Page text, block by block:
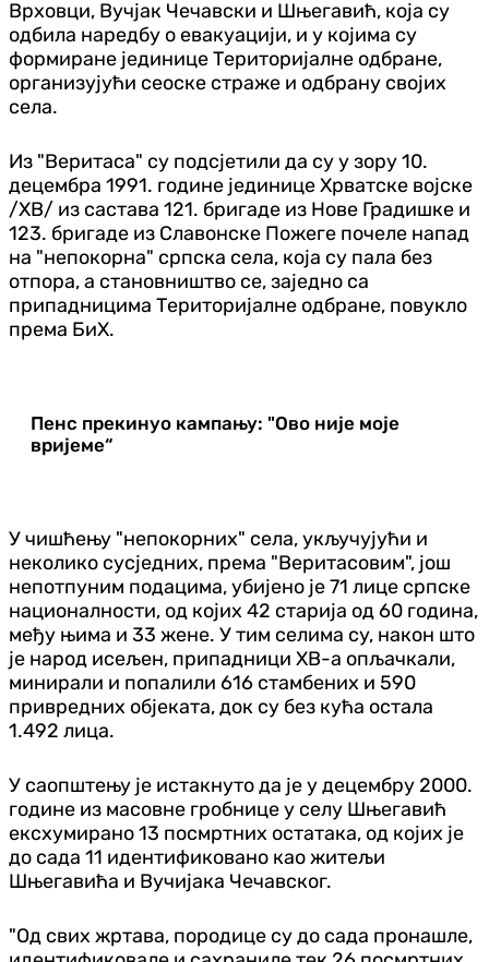
Врховци, Вучјак Чечавски и Шњегавић, која су
одбила наредбу о евакуацији, и у којима су
формиране јединице Територијалне одбране,
организујући сеоске страже и одбрану својих
села.
Из "Веритаса" су подсјетили да су у зору 10.
децембра 1991. године јединице Хрватске војске
/ХВ/ из састава 121. бригаде из Нове Градишке и
123. бригаде из Славонске Пожеге почеле напад
на "непокорна" српска села, која су пала без
отпора, а становништво се, заједно са
припадницима Територијалне одбране, повукло
према БиХ.
Пенс прекинуо кампању: "Ово није моје
вријеме“
У чишћењу "непокорних" села, укључујући и
неколико сусједних, према "Веритасовим", још
непотпуним подацима, убијено је 71 лице српске
националности, од којих 42 старија од 60 година,
међу њима и 33 жене. У тим селима су, након што
је народ исељен, припадници ХВ-а опљачкали,
минирали и попалили 616 стамбених и 590
привредних објеката, док су без кућа остала
1.492 лица.
У саопштењу је истакнуто да је у децембру 2000.
године из масовне гробнице у селу Шњегавић
ексхумирано 13 посмртних остатака, од којих је
до сада 11 идентификовано као житељи
Шњегавића и Вучијака Чечавског.
"Од свих жртава, породице су до сада пронашле,